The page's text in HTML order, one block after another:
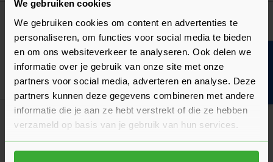
We gebruiken cookies
We gebruiken cookies om content en advertenties te
personaliseren, om functies voor social media te bieden
en om ons websiteverkeer te analyseren. Ook delen we
informatie over je gebruik van onze site met onze
partners voor social media, adverteren en analyse. Deze
partners kunnen deze gegevens combineren met andere
informatie die je aan ze hebt verstrekt of die ze hebben
verzameld op basis van je gebruik van hun services.
Luchtdicht Bouwen
Zwaluw Luchtdicht Schuimband
42,93
In
Luchtdicht Bouwen
Zwaluw Luchtdicht Tape Interieur
Verkrijgbaar in 2 afmetingen